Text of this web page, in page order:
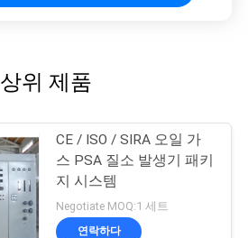
상위 제품
CE / ISO / SIRA 오일 가
스 PSA 질소 발생기 패키
지 시스템
Negotiate MOQ:1 세트
연락하다